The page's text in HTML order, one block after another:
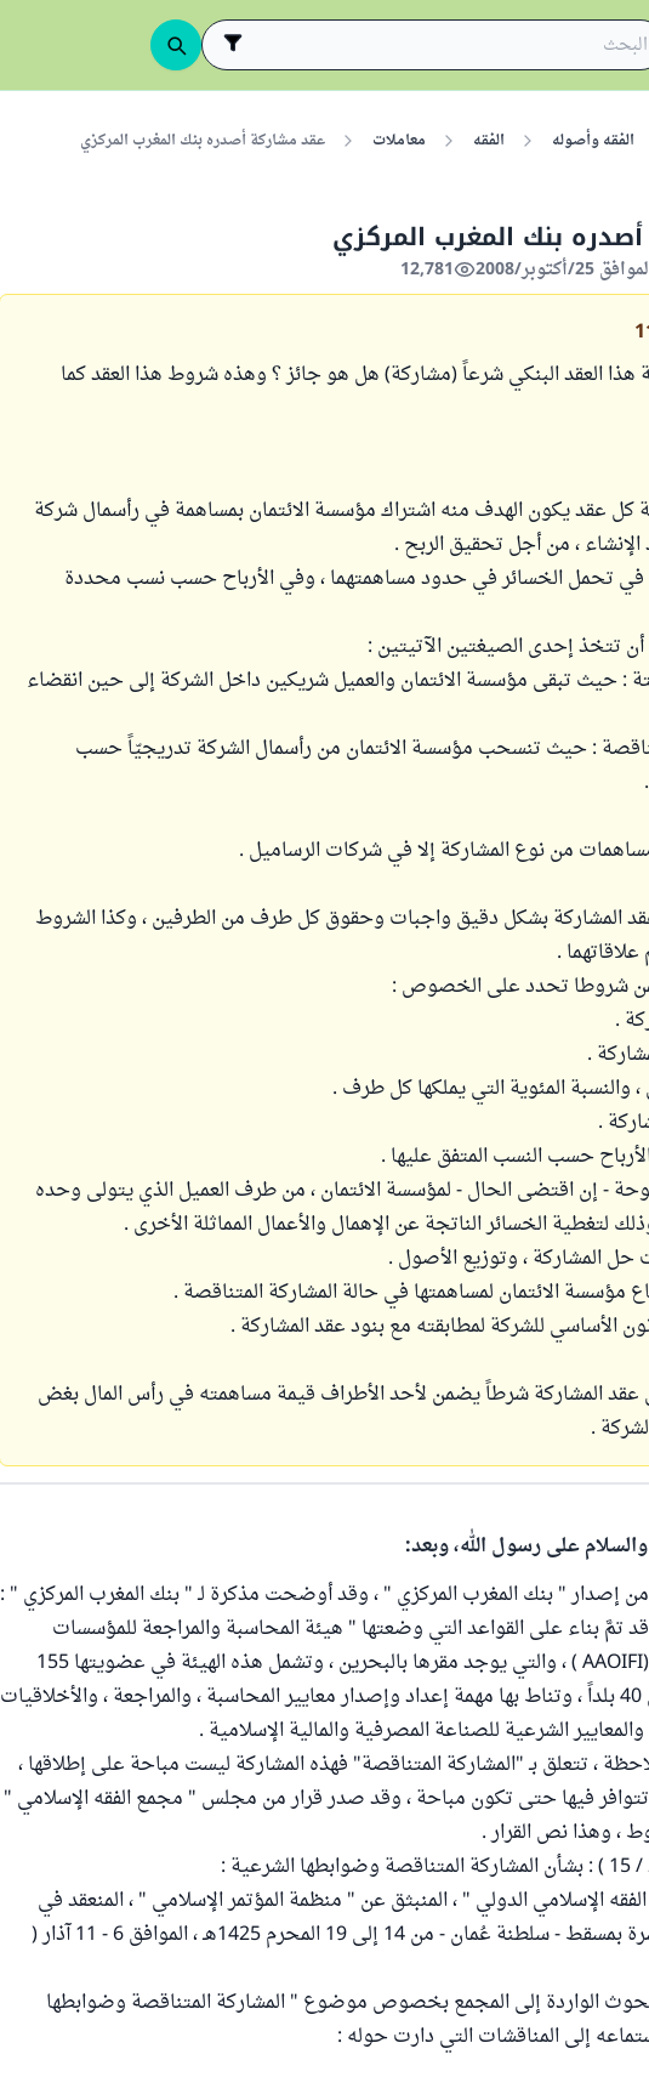
الفقه وأصوله الفقه معاملات عقد مشاركة أصدره بنك المغرب المركزي
بنك المغرب المركزي
12,781
العقد البنكي شرعاً (مشاركة) هل هو جائز ؟ وهذه شروط هذا العقد كما
كل عقد يكون الهدف منه اشتراك مؤسسة الائتمان بمساهمة في رأسمال شركة
، من أجل تحقيق الربح .
في تحمل الخسائر في حدود مساهمتهما ، وفي الأرباح حسب نسب محددة
تتخذ إحدى الصيغتين الآتيتين :
: حيث تبقى مؤسسة الائتمان والعميل شريكين داخل الشركة إلى حين انقضاء
: حيث تنسحب مؤسسة الائتمان من رأسمال الشركة تدريجيّاً حسب
من نوع المشاركة إلا في شركات الرساميل .
المشاركة بشكل دقيق واجبات وحقوق كل طرف من الطرفين ، وكذا الشروط
.
شروطا تحدد على الخصوص :
.
.
والنسبة المئوية التي يملكها كل طرف .
.
حسب النسب المتفق عليها .
- إن اقتضى الحال - لمؤسسة الائتمان ، من طرف العميل الذي يتولى وحده
لتغطية الخسائر الناتجة عن الإهمال والأعمال المماثلة الأخرى .
المشاركة ، وتوزيع الأصول .
مؤسسة الائتمان لمساهمتها في حالة المشاركة المتناقصة .
الأساسي للشركة لمطابقته مع بنود عقد المشاركة .
عقد المشاركة شرطاً يضمن لأحد الأطراف قيمة مساهمته في رأس المال بغض
.
على رسول الله، وبعد:
من إصدار " بنك المغرب المركزي " ، وقد أوضحت مذكرة لـ " بنك المغرب المركزي " :
تمَّ بناء على القواعد التي وضعتها " هيئة المحاسبة والمراجعة للمؤسسات
المالية الإسلامية " (AAOIFI ) ، والتي يوجد مقرها بالبحرين ، وتشمل هذه الهيئة في عضويتها 155
عضواً ، من أكثر من 40 بلداً ، وتناط بها مهمة إعداد وإصدار معايير المحاسبة ، والمراجعة ، والأخلاقيات
الشرعية للصناعة المصرفية والمالية الإسلامية .
، تتعلق بـ "المشاركة المتناقصة" فهذه المشاركة ليست مباحة على إطلاقها ،
فيها حتى تكون مباحة ، وقد صدر قرار من مجلس " مجمع الفقه الإسلامي "
، وهذا نص القرار .
الإسلامي الدولي " ، المنبثق عن " منظمة المؤتمر الإسلامي " ، المنعقد في
دورته الخامسة عشرة بمسقط - سلطنة عُمان - من 14 إلى 19 المحرم 1425هـ ، الموافق 6 - 11 آذار (
الواردة إلى المجمع بخصوص موضوع " المشاركة المتناقصة وضوابطها
إلى المناقشات التي دارت حوله :